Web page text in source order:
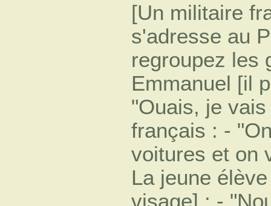
[Un militaire
s'adresse au
regroupez les
Emmanuel [il
"Ouais, je
français : -
voitures et on
La jeune
visage] : -